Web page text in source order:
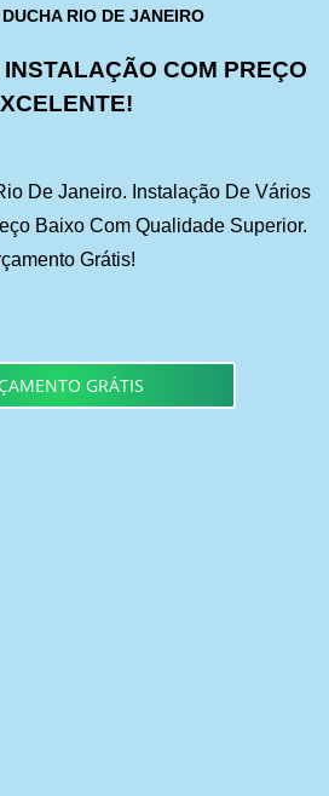
RIO DE JANEIRO
COM PREÇO
De Janeiro. Instalação De Vários
Baixo Com Qualidade Superior.
Grátis!
GRÁTIS